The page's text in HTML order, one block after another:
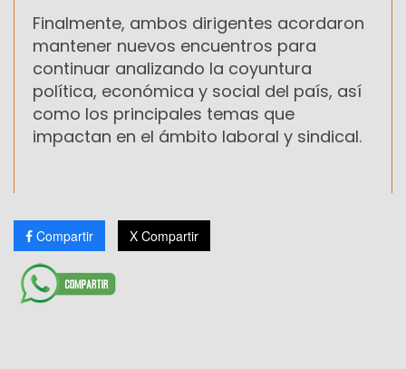
Finalmente, ambos dirigentes acordaron
mantener nuevos encuentros para
continuar analizando la coyuntura
política, económica y social del país, así
como los principales temas que
impactan en el ámbito laboral y sindical.
Compartir X Compartir